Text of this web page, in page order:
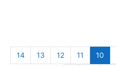
עמוד 910 עמוד 1011עמוד 1112עמוד 1213עמוד 1314עמוד 14